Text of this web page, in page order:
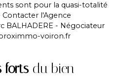
sont pour la quasi-totalité
Contacter l'Agence
BALHADERE - Négociateur
voiron.fr
forts du bien